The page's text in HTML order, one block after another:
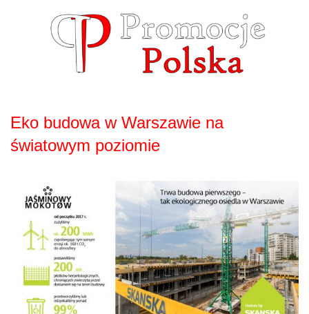
Eko budowa w Warszawie na
światowym poziomie